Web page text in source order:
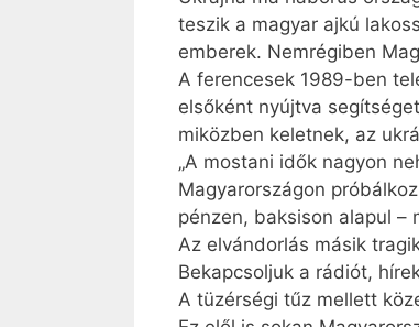
teszik a magyar ajkú
emberek. Nemrégiben
A ferencesek 1989-ben
elsőként nyújtva
miközben keletnek, az
„A mostani idők nagyon
Magyarországon
pénzen, baksison alapul –
Az elvándorlás másik
Bekapcsoljuk a rádiót,
A tüzérségi tűz mellett